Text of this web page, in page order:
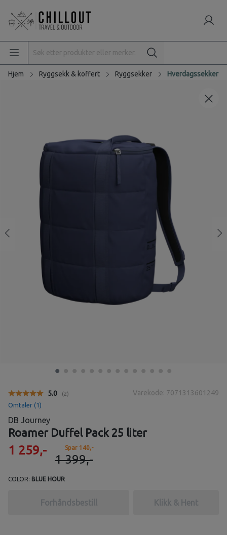
Hjem Ryggsekk & koffert Ryggsekker Hverdagssekker
Gjennomsnittskarakter:
5.0 (stemmer:
2)
Omtaler (1)
Varekode: 7071313601249
DB Journey
Roamer Duffel Pack 25 liter
1 259,- Spar 140,-
1 399,-
COLOR: BLUE HOUR
Forhåndsbestill Klikk & Hent